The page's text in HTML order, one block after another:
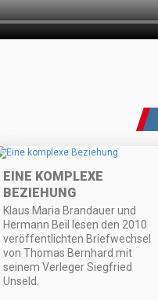
EINE KOMPLEXE
BEZIEHUNG
Klaus Maria Brandauer und
Hermann Beil lesen den 2010
veröffentlichten Briefwechsel
von Thomas Bernhard mit
seinem Verleger Siegfried
Unseld.